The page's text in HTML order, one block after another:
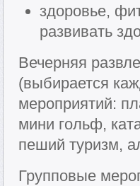
здоровье,
развивать
Вечерняя
(выбирается
мероприятий:
мини гольф,
пеший туризм,
Групповые